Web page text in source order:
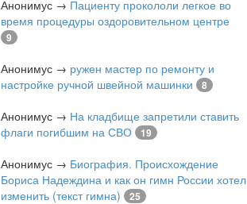
Анонимус → Пациенту прокололи легкое во
время процедуры оздоровительном центре
9
Анонимус → ружен мастер по ремонту и
настройке ручной швейной машинки
8
Анонимус → На кладбище запретили ставить
флаги погибшим на СВО
19
Анонимус → Биография. Происхождение
Бориса Надеждина и как он гимн России хотел
изменить (текст гимна)
25